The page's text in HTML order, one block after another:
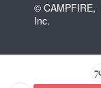
© CAMPFIRE,
Inc.